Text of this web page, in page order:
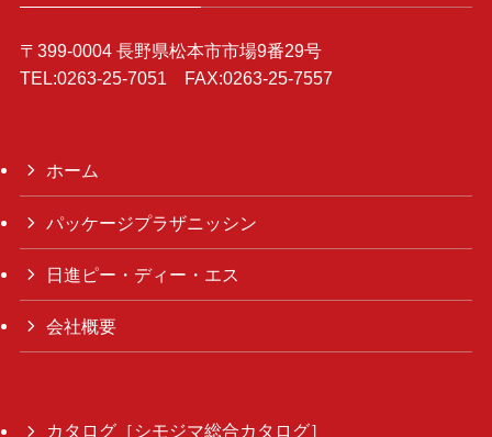
〒399-0004 長野県松本市市場9番29号
TEL:0263-25-7051 FAX:0263-25-7557
ホーム
パッケージプラザニッシン
日進ピー・ディー・エス
会社概要
カタログ［シモジマ総合カタログ］